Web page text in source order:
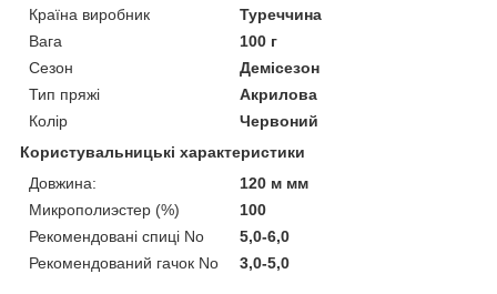
Країна виробник
Туреччина
Вага
100 г
Сезон
Демісезон
Тип пряжі
Акрилова
Колір
Червоний
Користувальницькі характеристики
Довжина:
120 м мм
Микрополиэстер (%)
100
Рекомендовані спиці No
5,0-6,0
Рекомендований гачок No
3,0-5,0